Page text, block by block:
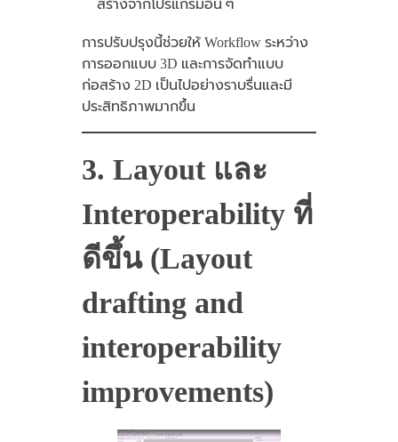
สร้างจากโปรแกรมอื่น ๆ
การปรับปรุงนี้ช่วยให้ Workflow ระหว่าง
การออกแบบ 3D และการจัดทำแบบ
ก่อสร้าง 2D เป็นไปอย่างราบรื่นและมี
ประสิทธิภาพมากขึ้น
3. Layout และ
Interoperability ที่
ดีขึ้น (Layout
drafting and
interoperability
improvements)